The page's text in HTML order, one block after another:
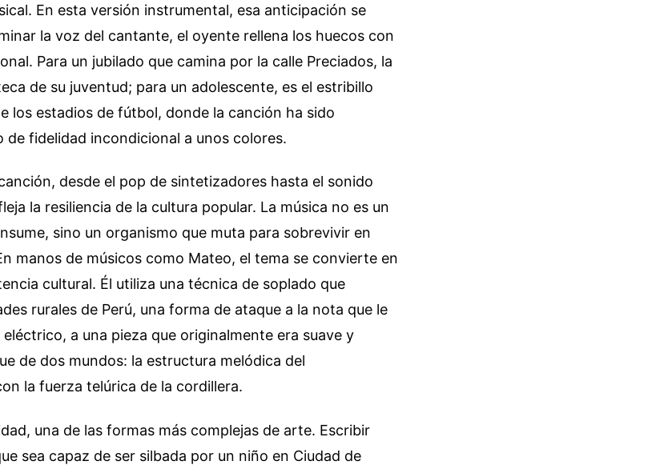
En esta versión instrumental, esa anticipación se
la voz del cantante, el oyente rellena los huecos con
Para un jubilado que camina por la calle Preciados, la
de su juventud; para un adolescente, es el estribillo
los estadios de fútbol, donde la canción ha sido
de fidelidad incondicional a unos colores.
desde el pop de sintetizadores hasta el sonido
la resiliencia de la cultura popular. La música no es un
sino un organismo que muta para sobrevivir en
manos de músicos como Mateo, el tema se convierte en
cultural. Él utiliza una técnica de soplado que
rurales de Perú, una forma de ataque a la nota que le
a una pieza que originalmente era suave y
de dos mundos: la estructura melódica del
la fuerza telúrica de la cordillera.
una de las formas más complejas de arte. Escribir
sea capaz de ser silbada por un niño en Ciudad de